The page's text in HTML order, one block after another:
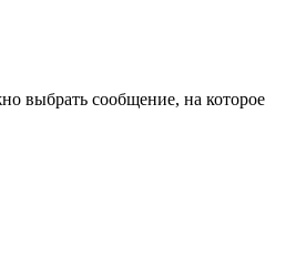
выбрать сообщение, на которое